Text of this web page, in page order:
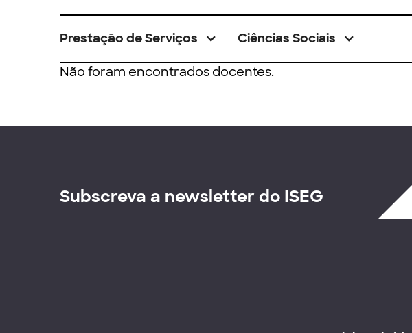
Prestação de Serviços Ciências Sociais
Não foram encontrados docentes.
Subscreva a newsletter do ISEG